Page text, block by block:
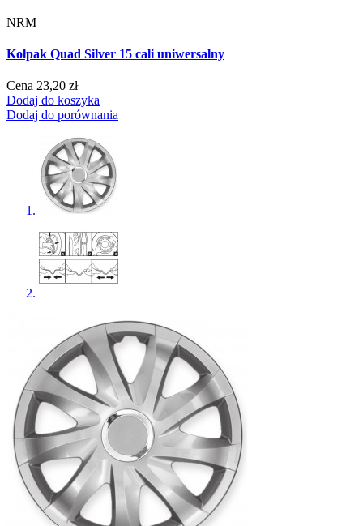
NRM
Kołpak Quad Silver 15 cali uniwersalny
Cena 23,20 zł
Dodaj do koszyka
Dodaj do porównania